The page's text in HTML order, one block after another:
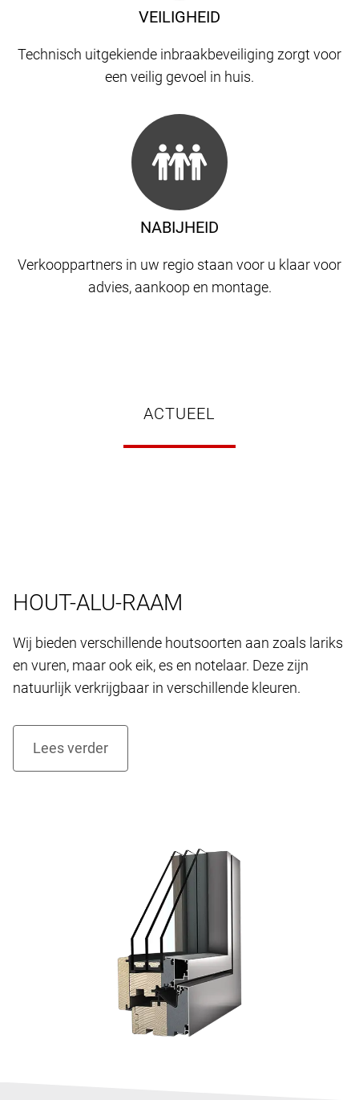
NABIJHEID
Verkooppartners in uw regio staan ​​voor u klaar voor
advies, aankoop en montage.
VEILIGHEID
Technisch uitgekiende inbraakbeveiliging zorgt voor
een veilig gevoel in huis.
ACTUEEL
HOUT-ALU-RAAM
Wij bieden verschillende houtsoorten aan zoals lariks
en vuren, maar ook eik, es en notelaar. Deze zijn
natuurlijk verkrijgbaar in verschillende kleuren.